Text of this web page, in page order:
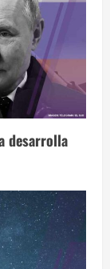
desarrolla